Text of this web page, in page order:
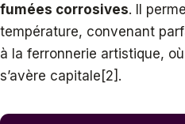
fumées corrosives. Il
température, convenant
à la ferronnerie artistique,
s’avère capitale[2].